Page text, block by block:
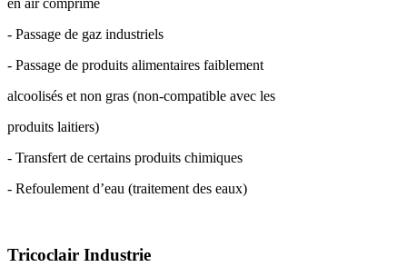
en air comprimé
- Passage de gaz industriels
- Passage de produits alimentaires faiblement
alcoolisés et non gras (non-compatible avec les
produits laitiers)
- Transfert de certains produits chimiques
- Refoulement d’eau (traitement des eaux)
Tricoclair Industrie